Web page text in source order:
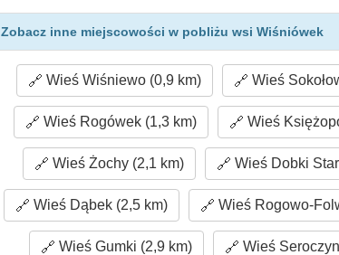
Zobacz inne miejscowości w pobliżu wsi Wiśniówek
Wieś Wiśniewo (0,9 km) Wieś
Wieś Rogówek (1,3 km) Wieś
Wieś Żochy (2,1 km) Wieś Dobki
Wieś Dąbek (2,5 km) Wieś Rogowo-
Wieś Gumki (2,9 km) Wieś